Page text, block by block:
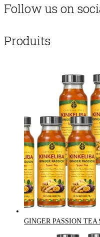
Follow us on
Produits
GINGER PASSION TEA